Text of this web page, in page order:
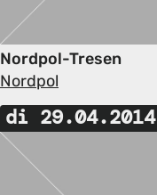
Nordpol-Tresen
Nordpol
di 29.04.2014